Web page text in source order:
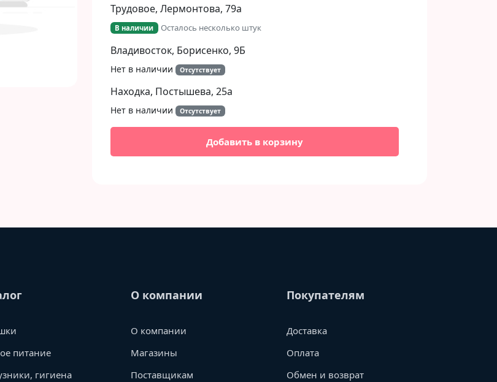
Трудовое, Лермонтова, 79а
В наличии Осталось несколько штук
Владивосток, Борисенко, 9Б​
Нет в наличии Отсутствует
Находка, Постышева, 25а
Нет в наличии Отсутствует
Добавить в корзину
питание
гигиена
О компании
О компании
Магазины
Поставщикам
Покупателям
Доставка
Оплата
Обмен и возврат